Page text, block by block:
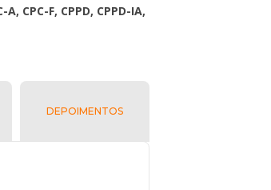
A, CPC-F, CPPD, CPPD-IA,
DEPOIMENTOS